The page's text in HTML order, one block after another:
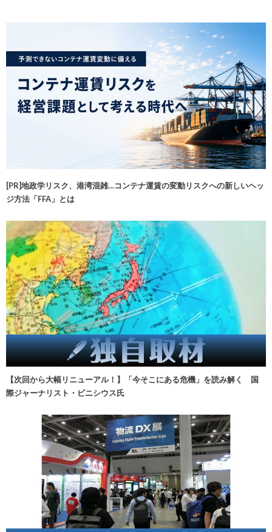
[PR]地政学リスク、港湾混雑…コンテナ運賃の変動リスクへの新しいヘッ
ジ方法「FFA」とは
【次回から大幅リニューアル！】「今そこにある危機」を読み解く 国
際ジャーナリスト・ビニシウス氏